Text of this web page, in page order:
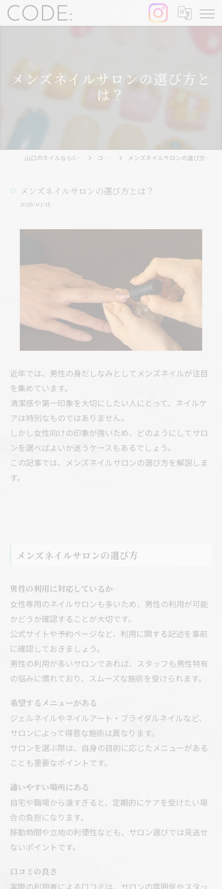
メンズネイルサロンの選び方と
は？
山口のネイルならCODE: コラム メンズネイルサロンの選び方とは？
メンズネイルサロンの選び方とは？
2026/03/15
近年では、男性の身だしなみとしてメンズネイルが注目
を集めています。
清潔感や第一印象を大切にしたい人にとって、ネイルケ
アは特別なものではありません。
しかし女性向けの印象が強いため、どのようにしてサロ
ンを選べばよいか迷うケースもあるでしょう。
この記事では、メンズネイルサロンの選び方を解説しま
す。
メンズネイルサロンの選び方
男性の利用に対応しているか
女性専用のネイルサロンも多いため、男性の利用が可能
かどうか確認することが大切です。
公式サイトや予約ページなど、利用に関する記述を事前
に確認しておきましょう。
男性の利用が多いサロンであれば、スタッフも男性特有
の悩みに慣れており、スムーズな施術を受けられます。
希望するメニューがある
ジェルネイルやネイルアート・ブライダルネイルなど、
サロンによって得意な施術は異なります。
サロンを選ぶ際は、自身の目的に応じたメニューがある
ことも重要なポイントです。
通いやすい場所にある
自宅や職場から遠すぎると、定期的にケアを受けたい場
合の負担になります。
移動時間や立地の利便性なども、サロン選びでは見逃せ
ないポイントです。
口コミの良さ
実際の利用者による口コミは、サロンの雰囲気やスタッ